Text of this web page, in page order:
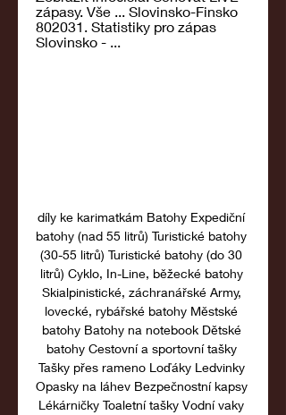
zápasy. Vše ... Slovinsko-Finsko
802031. Statistiky pro zápas
Slovinsko - ...
díly ke karimatkám Batohy Expediční
batohy (nad 55 litrů) Turistické batohy
(30-55 litrů) Turistické batohy (do 30
litrů) Cyklo, In-Line, běžecké batohy
Skialpinistické, záchranářské Army,
lovecké, rybářské batohy Městské
batohy Batohy na notebook Dětské
batohy Cestovní a sportovní tašky
Tašky přes rameno Loďáky Ledvinky
Opasky na láhev Bezpečnostní kapsy
Lékárničky Toaletní tašky Vodní vaky